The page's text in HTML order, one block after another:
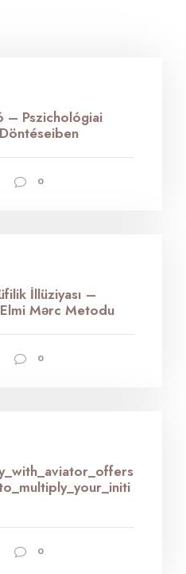
– Pszichológiai
0
İllüziyası –
Mərc Metodu
0
0